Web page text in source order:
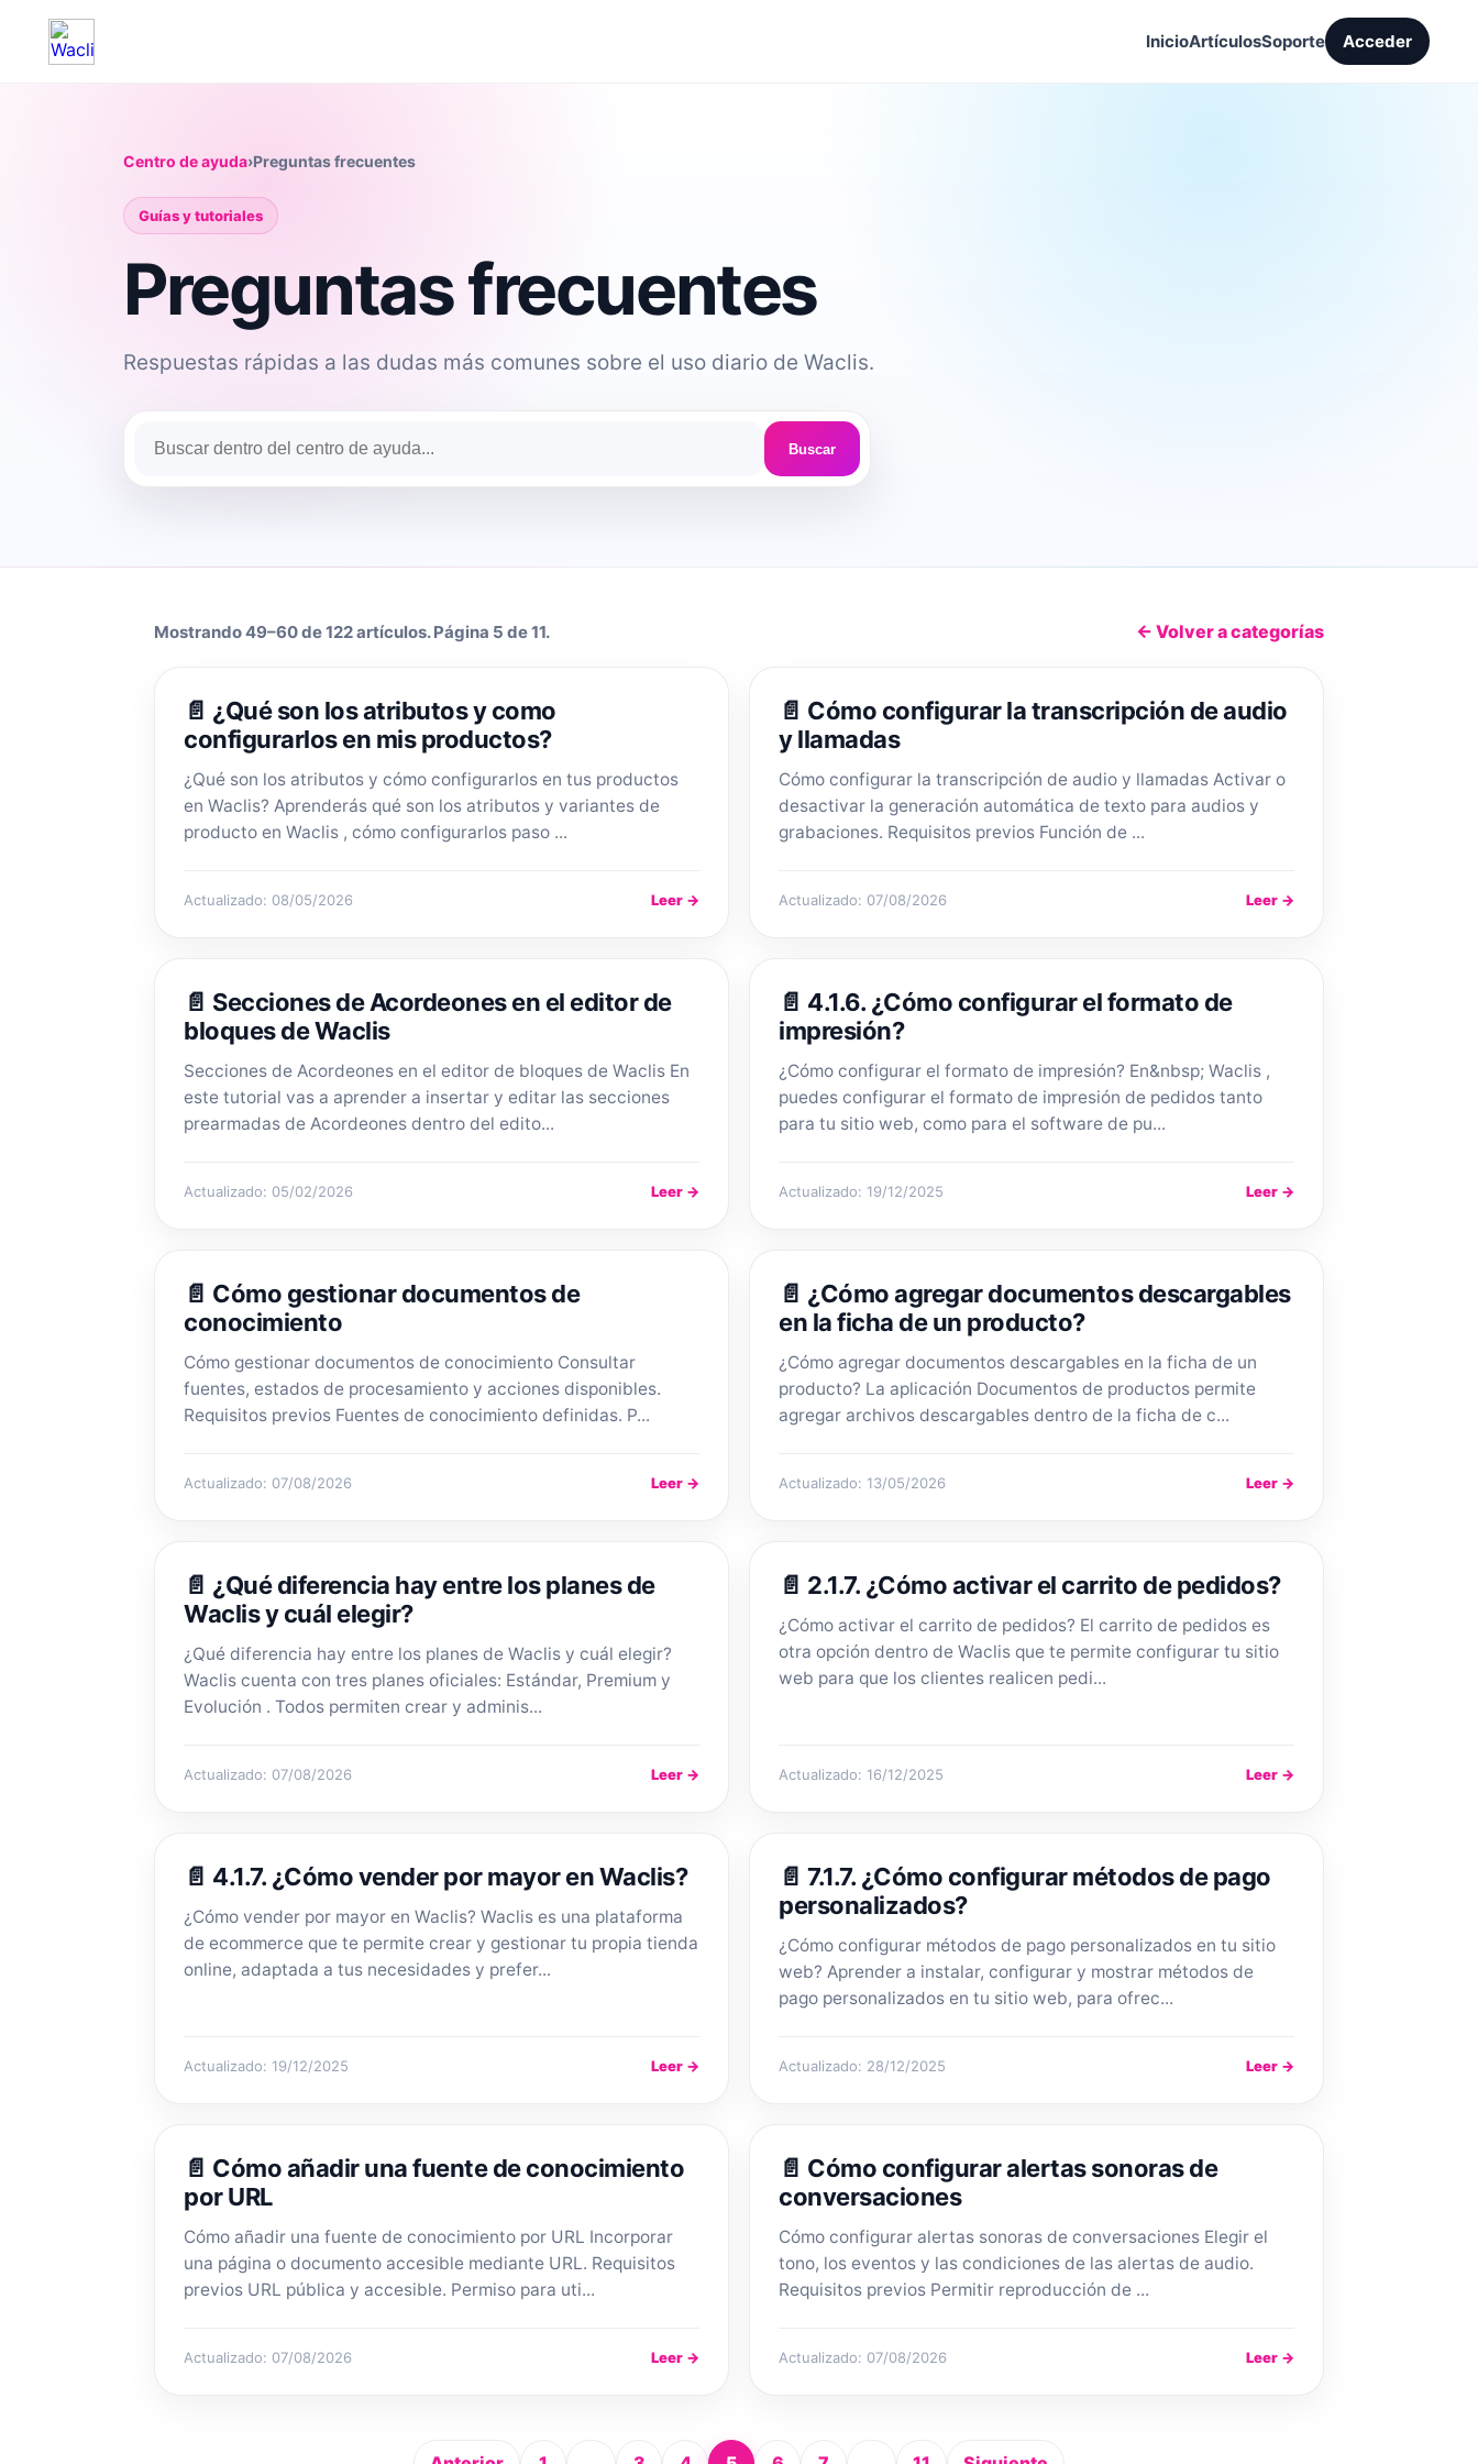
InicioArtículosSoporte Acceder
Centro de ayuda›Preguntas frecuentes
Guías y tutoriales
Preguntas frecuentes
Respuestas rápidas a las dudas más comunes sobre el uso diario de Waclis.
Buscar
Mostrando 49–60 de 122 artículos. Página 5 de 11. ← Volver a categorías
📄 ¿Qué son los atributos y como
configurarlos en mis productos?
¿Qué son los atributos y cómo configurarlos en tus productos
en Waclis? Aprenderás qué son los atributos y variantes de
producto en Waclis , cómo configurarlos paso ...
Actualizado: 08/05/2026 Leer →
📄 Cómo configurar la transcripción de audio
y llamadas
Cómo configurar la transcripción de audio y llamadas Activar o
desactivar la generación automática de texto para audios y
grabaciones. Requisitos previos Función de ...
Actualizado: 07/08/2026 Leer →
📄 Secciones de Acordeones en el editor de
bloques de Waclis
Secciones de Acordeones en el editor de bloques de Waclis En
este tutorial vas a aprender a insertar y editar las secciones
prearmadas de Acordeones dentro del edito...
Actualizado: 05/02/2026 Leer →
📄 4.1.6. ¿Cómo configurar el formato de
impresión?
¿Cómo configurar el formato de impresión? En&nbsp; Waclis ,
puedes configurar el formato de impresión de pedidos tanto
para tu sitio web, como para el software de pu...
Actualizado: 19/12/2025 Leer →
📄 Cómo gestionar documentos de
conocimiento
Cómo gestionar documentos de conocimiento Consultar
fuentes, estados de procesamiento y acciones disponibles.
Requisitos previos Fuentes de conocimiento definidas. P...
Actualizado: 07/08/2026 Leer →
📄 ¿Cómo agregar documentos descargables
en la ficha de un producto?
¿Cómo agregar documentos descargables en la ficha de un
producto? La aplicación Documentos de productos permite
agregar archivos descargables dentro de la ficha de c...
Actualizado: 13/05/2026 Leer →
📄 ¿Qué diferencia hay entre los planes de
Waclis y cuál elegir?
¿Qué diferencia hay entre los planes de Waclis y cuál elegir?
Waclis cuenta con tres planes oficiales: Estándar, Premium y
Evolución . Todos permiten crear y adminis...
Actualizado: 07/08/2026 Leer →
📄 2.1.7. ¿Cómo activar el carrito de pedidos?
¿Cómo activar el carrito de pedidos? El carrito de pedidos es
otra opción dentro de Waclis que te permite configurar tu sitio
web para que los clientes realicen pedi...
Actualizado: 16/12/2025 Leer →
📄 4.1.7. ¿Cómo vender por mayor en Waclis?
¿Cómo vender por mayor en Waclis? Waclis es una plataforma
de ecommerce que te permite crear y gestionar tu propia tienda
online, adaptada a tus necesidades y prefer...
Actualizado: 19/12/2025 Leer →
📄 7.1.7. ¿Cómo configurar métodos de pago
personalizados?
¿Cómo configurar métodos de pago personalizados en tu sitio
web? Aprender a instalar, configurar y mostrar métodos de
pago personalizados en tu sitio web, para ofrec...
Actualizado: 28/12/2025 Leer →
📄 Cómo añadir una fuente de conocimiento
por URL
Cómo añadir una fuente de conocimiento por URL Incorporar
una página o documento accesible mediante URL. Requisitos
previos URL pública y accesible. Permiso para uti...
Actualizado: 07/08/2026 Leer →
📄 Cómo configurar alertas sonoras de
conversaciones
Cómo configurar alertas sonoras de conversaciones Elegir el
tono, los eventos y las condiciones de las alertas de audio.
Requisitos previos Permitir reproducción de ...
Actualizado: 07/08/2026 Leer →